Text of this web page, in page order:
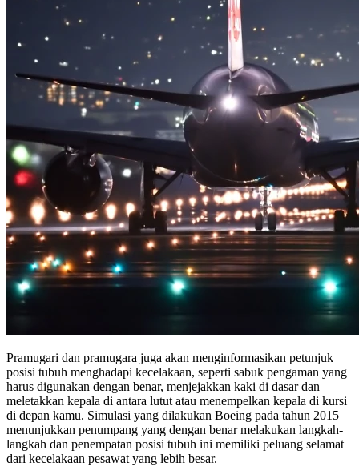
Pramugari dan pramugara juga akan menginformasikan petunjuk
posisi tubuh menghadapi kecelakaan, seperti sabuk pengaman yang
harus digunakan dengan benar, menjejakkan kaki di dasar dan
meletakkan kepala di antara lutut atau menempelkan kepala di kursi
di depan kamu. Simulasi yang dilakukan Boeing pada tahun 2015
menunjukkan penumpang yang dengan benar melakukan langkah-
langkah dan penempatan posisi tubuh ini memiliki peluang selamat
dari kecelakaan pesawat yang lebih besar.